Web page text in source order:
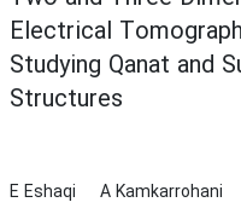
Electrical
Studying Qanat and
Structures
E Eshaqi A Kamkarrohani